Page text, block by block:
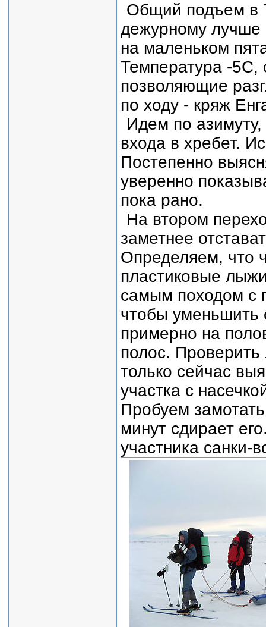
Общий подъем в
дежурному лучше
на маленьком
Температура -5С,
позволяющие
по ходу - кряж
Идем по
входа в хребет.
Постепенно
уверенно
пока рано.
На втором
заметнее
Определяем, что
пластиковые
самым походом с
чтобы уменьшить
примерно на
полос.
только сейчас
участка с
Пробуем
минут сдирает
участника санки-